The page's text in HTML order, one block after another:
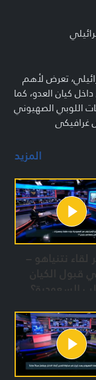
تعرض لأهم
كيان العدو، كما
اللوبي الصهيوني
غرافيكي
ومنشآت
إلى تقارير
إعلامه ضمن
المزيد
نتنياهو –
قبول الكيان
السعودية؟